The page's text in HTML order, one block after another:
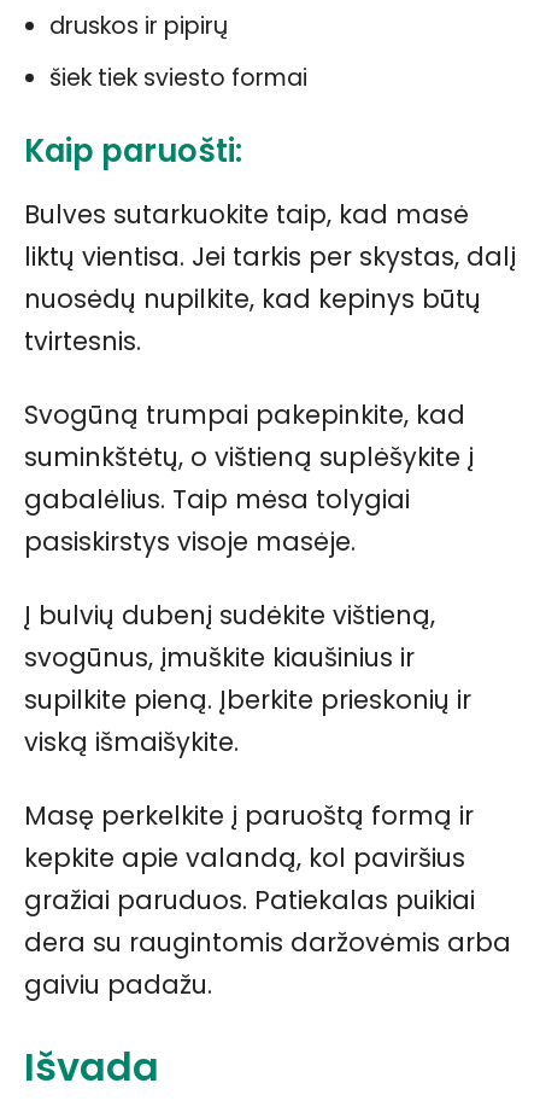
druskos ir pipirų
šiek tiek sviesto formai
Kaip paruošti:
Bulves sutarkuokite taip, kad masė
liktų vientisa. Jei tarkis per skystas, dalį
nuosėdų nupilkite, kad kepinys būtų
tvirtesnis.
Svogūną trumpai pakepinkite, kad
suminkštėtų, o vištieną suplėšykite į
gabalėlius. Taip mėsa tolygiai
pasiskirstys visoje masėje.
Į bulvių dubenį sudėkite vištieną,
svogūnus, įmuškite kiaušinius ir
supilkite pieną. Įberkite prieskonių ir
viską išmaišykite.
Masę perkelkite į paruoštą formą ir
kepkite apie valandą, kol paviršius
gražiai paruduos. Patiekalas puikiai
dera su raugintomis daržovėmis arba
gaiviu padažu.
Išvada